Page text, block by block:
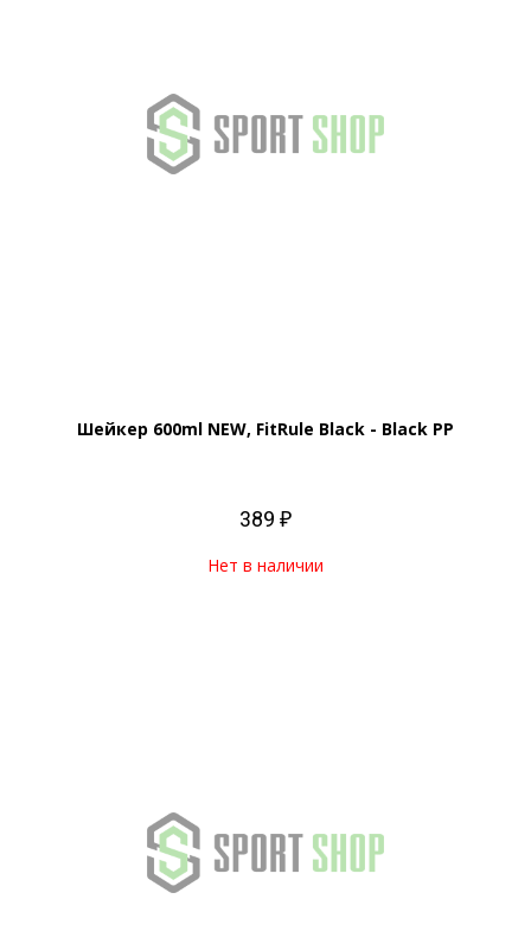
Шейкер 600ml NEW, FitRule Black - Black PP
389 ₽
Нет в наличии